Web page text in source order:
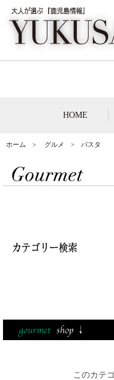
HOME
ホーム > グルメ > パスタ
このカテ